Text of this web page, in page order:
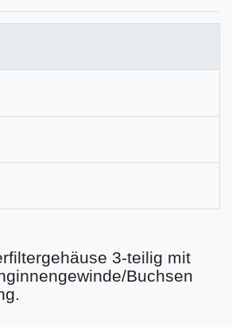
3-teilig mit
Buchsen